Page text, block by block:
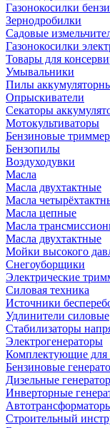
Газонокосилки
Зернодробилки
Садовые
Газонокосилки
Товары для
Умывальники
Пилы
Опрыскиватели
Секаторы
Мотокультиваторы
Бензиновые
Бензопилы
Воздуходувки
Масла
Масла двухтактные
Масла
Масла цепные
Масла
Масла двухтактные
Мойки высокого
Снегоуборщики
Электрические
Силовая техника
Источники
Удлинители силовые
Стабилизаторы
Электрогенераторы
Комплектующие для
Бензиновые
Дизельные
Инверторные
Строительный